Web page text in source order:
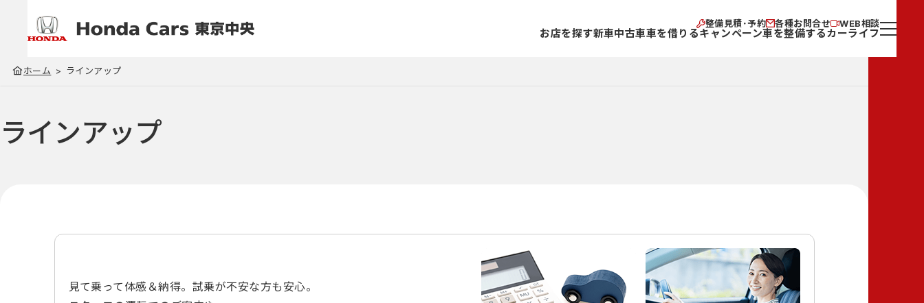
整備見積･予約 各種お問合せ WEB相談
お店を探す新車中古車車を借りるキャンペーン車を整備するカーライフ
ホーム ラインアップ
ラインアップ
見て乗って体感＆納得。試乗が不安な方も安心。